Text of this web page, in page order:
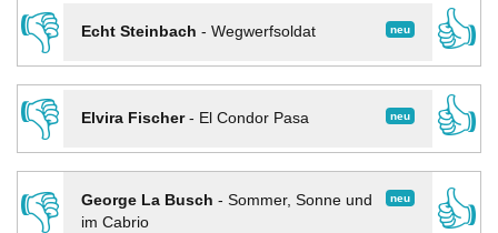
👎
neu
Echt Steinbach - Wegwerfsoldat
👍
👎
neu
Elvira Fischer- El Condor Pasa
👍
👎
neu
George La Busch - Sommer, Sonne und
im Cabrio
👍